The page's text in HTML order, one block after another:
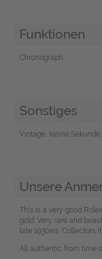
Funktionen
Chronograph
Sonstiges
Vintage, kleine
Unsere
This is a very good
gold. Very rare and
late 1930ies. Collectors
All authentic from time